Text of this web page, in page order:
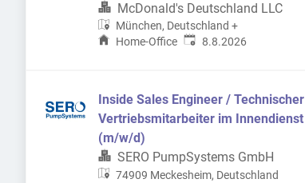
McDonald's Deutschland LLC
München, Deutschland +
Home-Office Veröffentlicht
8.8.2026
Inside Sales Engineer / Technischer
Vertriebsmitarbeiter im Innendienst
(m/w/d)
SERO PumpSystems GmbH
74909 Meckesheim, Deutschland